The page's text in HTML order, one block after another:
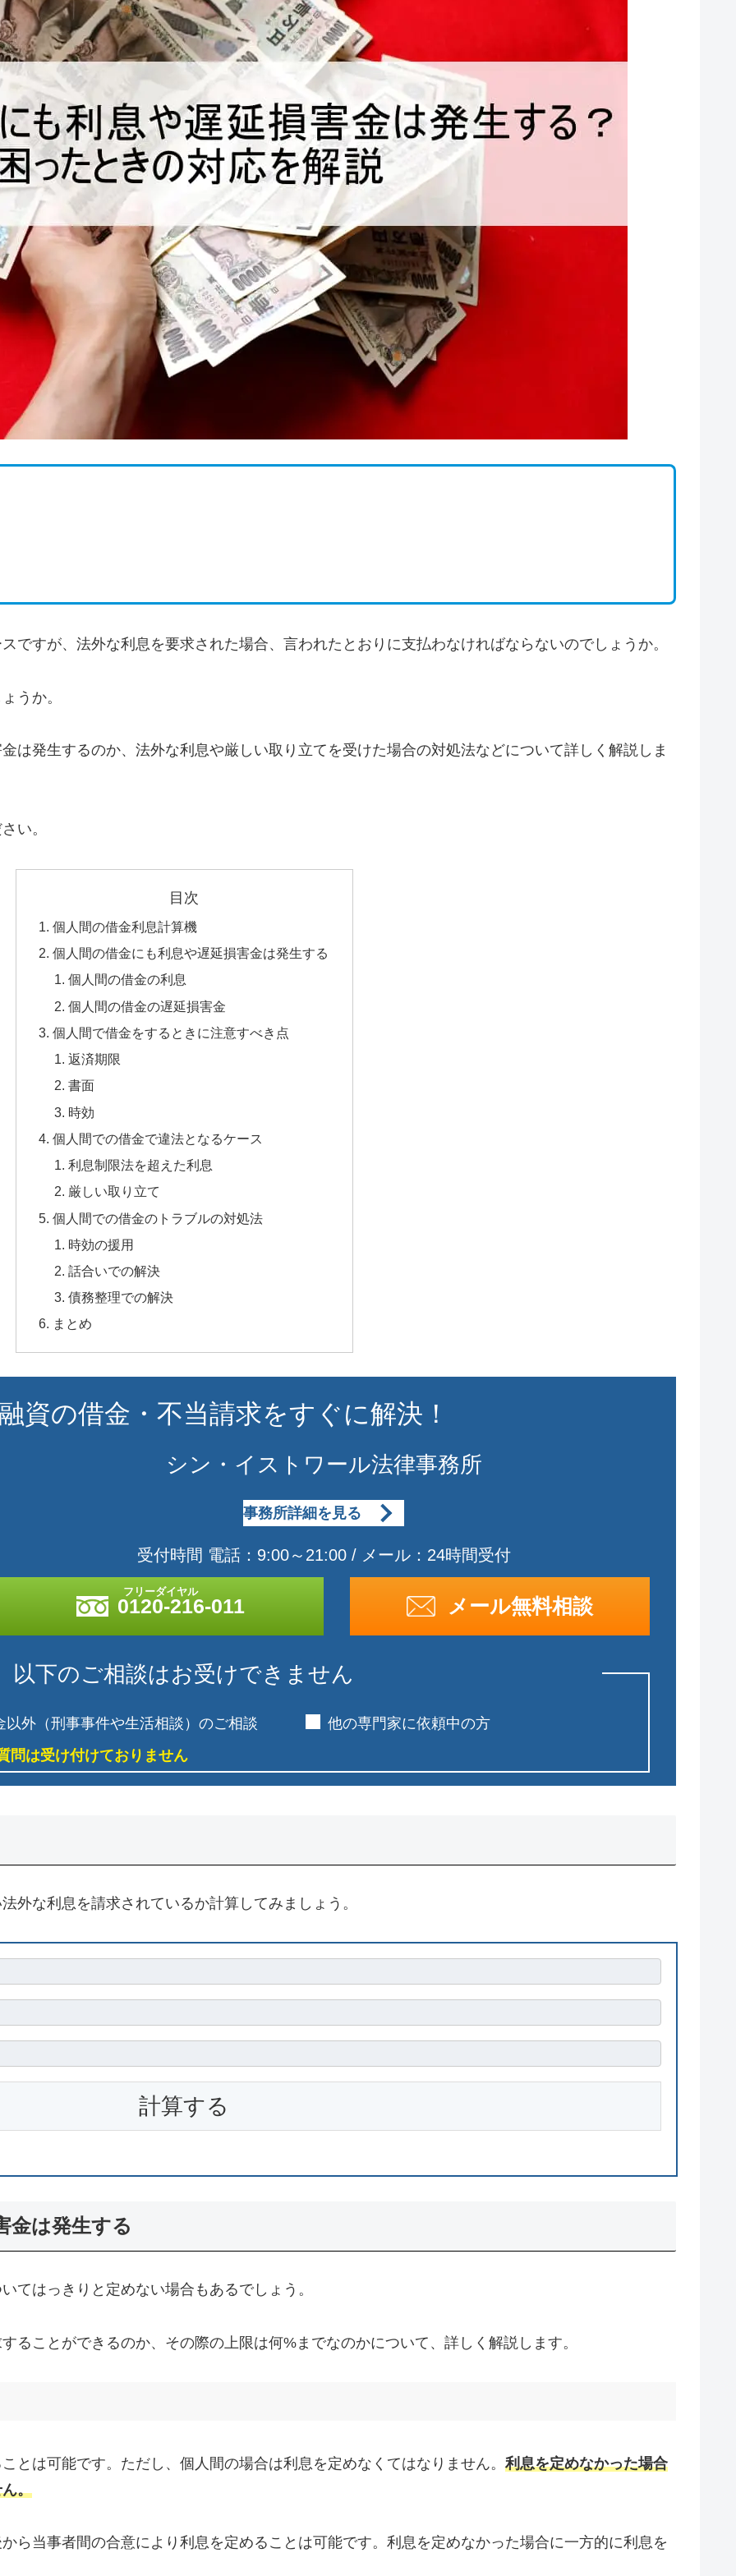
ですが、法外な利息を要求された場合、言われたとおりに支払わなければならないのでしょうか。
うか。
は発生するのか、法外な利息や厳しい取り立てを受けた場合の対処法などについて詳しく解説しま
い。
目次
個人間の借金利息計算機
個人間の借金にも利息や遅延損害金は発生する
個人間の借金の利息
個人間の借金の遅延損害金
個人間で借金をするときに注意すべき点
返済期限
書面
時効
個人間での借金で違法となるケース
利息制限法を超えた利息
厳しい取り立て
個人間での借金のトラブルの対処法
時効の援用
話合いでの解決
債務整理での解決
まとめ
資の借金・不当請求をすぐに解決！
シン・イストワール法律事務所
以下のご相談はお受けできません
以外（刑事事件や生活相談）のご相談
他の専門家に依頼中の方
問は受け付けておりません
受付時間 電話：9:00～21:00 /メール：24時間受付
0120-216-011 メール無料相談
事務所詳細を見る
外な利息を請求されているか計算してみましょう。
金は発生する
てはっきりと定めない場合もあるでしょう。
ることができるのか、その際の上限は何%までなのかについて、詳しく解説します。
とは可能です。ただし、個人間の場合は利息を定めなくてはなりません。 利息を定めなかった場合
。
ら当事者間の合意により利息を定めることは可能です。利息を定めなかった場合に一方的に利息を